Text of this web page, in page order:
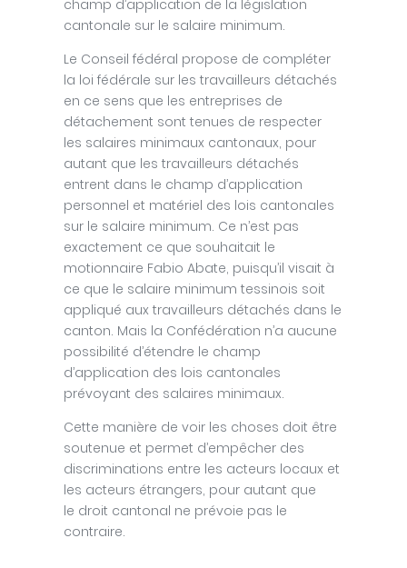
champ d’application de la législation
cantonale sur le salaire minimum.
Le Conseil fédéral propose de compléter
la loi fédérale sur les travailleurs détachés
en ce sens que les entreprises de
détachement sont tenues de respecter
les salaires minimaux cantonaux, pour
autant que les travailleurs détachés
entrent dans le champ d’application
personnel et matériel des lois cantonales
sur le salaire minimum. Ce n’est pas
exactement ce que souhaitait le
motionnaire Fabio Abate, puisqu’il visait à
ce que le salaire minimum tessinois soit
appliqué aux travailleurs détachés dans le
canton. Mais la Confédération n’a aucune
possibilité d’étendre le champ
d’application des lois cantonales
prévoyant des salaires minimaux.
Cette manière de voir les choses doit être
soutenue et permet d’empêcher des
discriminations entre les acteurs locaux et
les acteurs étrangers, pour autant que
le droit cantonal ne prévoie pas le
contraire.